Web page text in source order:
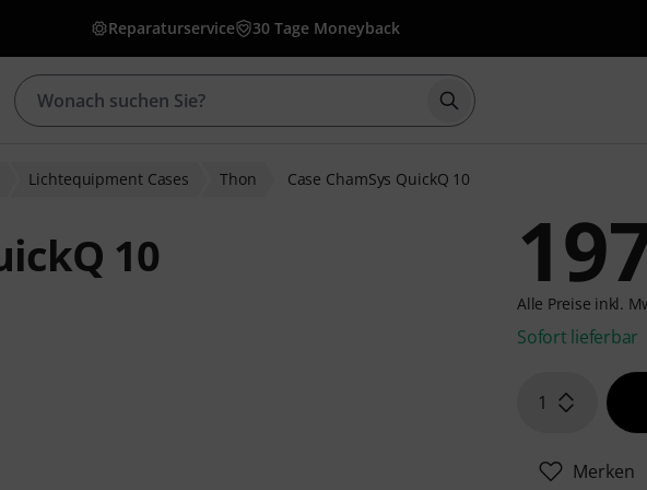
Reparaturservice 30 Tage Moneyback
Suche mit Suchwort
Lichtequipment Cases Thon Case ChamSys QuickQ 10
10
Alle Preise inkl.
Sofort lieferbar
1
Merken